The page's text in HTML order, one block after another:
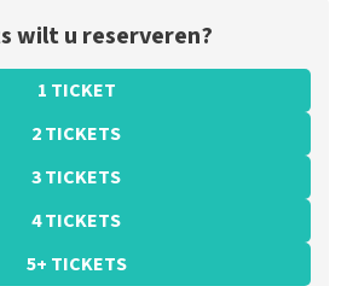
wilt u reserveren?
1 TICKET
2 TICKETS
3 TICKETS
4 TICKETS
5+ TICKETS